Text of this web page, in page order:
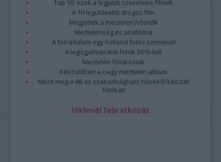
Top 10: ezek a legjobb szerelmes filmek
A 10 legütősebb drogos film
Megjöttek a meztelen hősnők
Meztelenség és anatómia
A forradalom egy holland fotós szemével
A legizgalmasabb fotók 2015-ből
Meztelen fővárosiak
Készülőben a nagy meztelen album
Nézd meg a 48-as szabadságharc hőseiről készült
fotókat!
Hírlevél feliratkozás